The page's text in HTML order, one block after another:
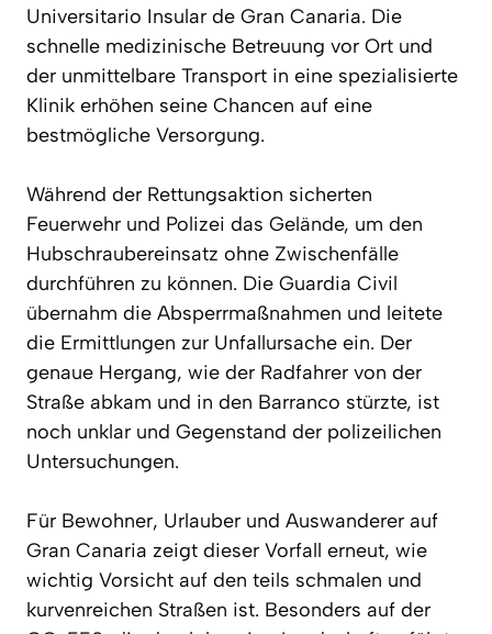
Universitario Insular de Gran Canaria. Die
schnelle medizinische Betreuung vor Ort und
der unmittelbare Transport in eine spezialisierte
Klinik erhöhen seine Chancen auf eine
bestmögliche Versorgung.
Während der Rettungsaktion sicherten
Feuerwehr und Polizei das Gelände, um den
Hubschraubereinsatz ohne Zwischenfälle
durchführen zu können. Die Guardia Civil
übernahm die Absperrmaßnahmen und leitete
die Ermittlungen zur Unfallursache ein. Der
genaue Hergang, wie der Radfahrer von der
Straße abkam und in den Barranco stürzte, ist
noch unklar und Gegenstand der polizeilichen
Untersuchungen.
Für Bewohner, Urlauber und Auswanderer auf
Gran Canaria zeigt dieser Vorfall erneut, wie
wichtig Vorsicht auf den teils schmalen und
kurvenreichen Straßen ist. Besonders auf der